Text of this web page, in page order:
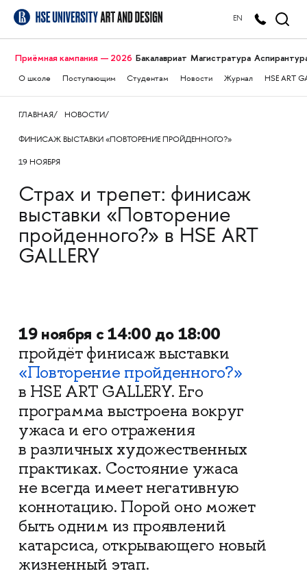
EN
Приёмная кампания — 2026 Бакалавриат Магистратура
О школе Поступающим Студентам Новости Журнал HSE ART
ГЛАВНАЯ НОВОСТИ
ФИНИСАЖ ВЫСТАВКИ «ПОВТОРЕНИЕ ПРОЙДЕННОГО?»
19 НОЯБРЯ
Страх и трепет: финисаж
выставки «Повторение
пройденного?» в HSE ART
GALLERY
19 ноября с 14:00 до 18:00
пройдёт финисаж выставки
«Повторение пройденного?»
в HSE ART GALLERY. Его
программа выстроена вокруг
ужаса и его отражения
в различных художественных
практиках. Состояние ужаса
не всегда имеет негативную
коннотацию. Порой оно может
быть одним из проявлений
катарсиса, открывающего новый
жизненный этап.